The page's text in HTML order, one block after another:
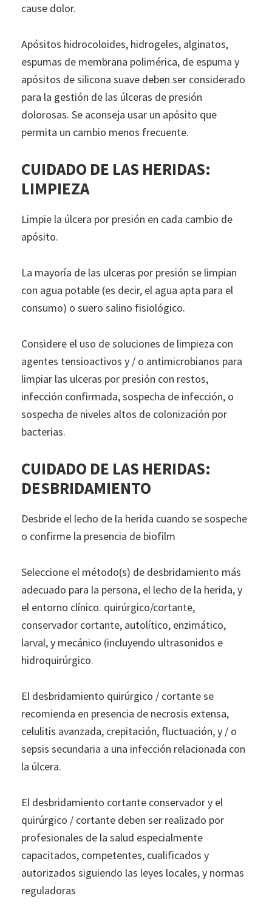
cause dolor.
Apósitos hidrocoloides, hidrogeles, alginatos,
espumas de membrana polimérica, de espuma y
apósitos de silicona suave deben ser considerado
para la gestión de las úlceras de presión
dolorosas. Se aconseja usar un apósito que
permita un cambio menos frecuente.
CUIDADO DE LAS HERIDAS:
LIMPIEZA
Limpie la úlcera por presión en cada cambio de
apósito.
La mayoría de las ulceras por presión se limpian
con agua potable (es decir, el agua apta para el
consumo) o suero salino fisiológico.
Considere el uso de soluciones de limpieza con
agentes tensioactivos y / o antimicrobianos para
limpiar las ulceras por presión con restos,
infección confirmada, sospecha de infección, o
sospecha de niveles altos de colonización por
bacterias.
CUIDADO DE LAS HERIDAS:
DESBRIDAMIENTO
Desbride el lecho de la herida cuando se sospeche
o confirme la presencia de biofilm
Seleccione el método(s) de desbridamiento más
adecuado para la persona, el lecho de la herida, y
el entorno clínico. quirúrgico/cortante,
conservador cortante, autolítico, enzimático,
larval, y mecánico (incluyendo ultrasonidos e
hidroquirúrgico.
El desbridamiento quirúrgico / cortante se
recomienda en presencia de necrosis extensa,
celulitis avanzada, crepitación, fluctuación, y / o
sepsis secundaria a una infección relacionada con
la úlcera.
El desbridamiento cortante conservador y el
quirúrgico / cortante deben ser realizado por
profesionales de la salud especialmente
capacitados, competentes, cualificados y
autorizados siguiendo las leyes locales, y normas
reguladoras